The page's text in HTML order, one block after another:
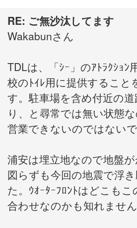
RE: ご無沙汰してます
Wakabunさん
TDLは、「ｼｰ」のｱﾄﾗｸｼｮﾝ
校のﾄｲﾚ用に提供すること
す。駐車場を含め付近の
り、と尋常では無い状態
営業できないのではない
浦安は埋立地なので地盤
図らずも今回の地震で浮
た。ｳｵｰﾀｰﾌﾛﾝﾄはどこも
合わせなのかも知れませ